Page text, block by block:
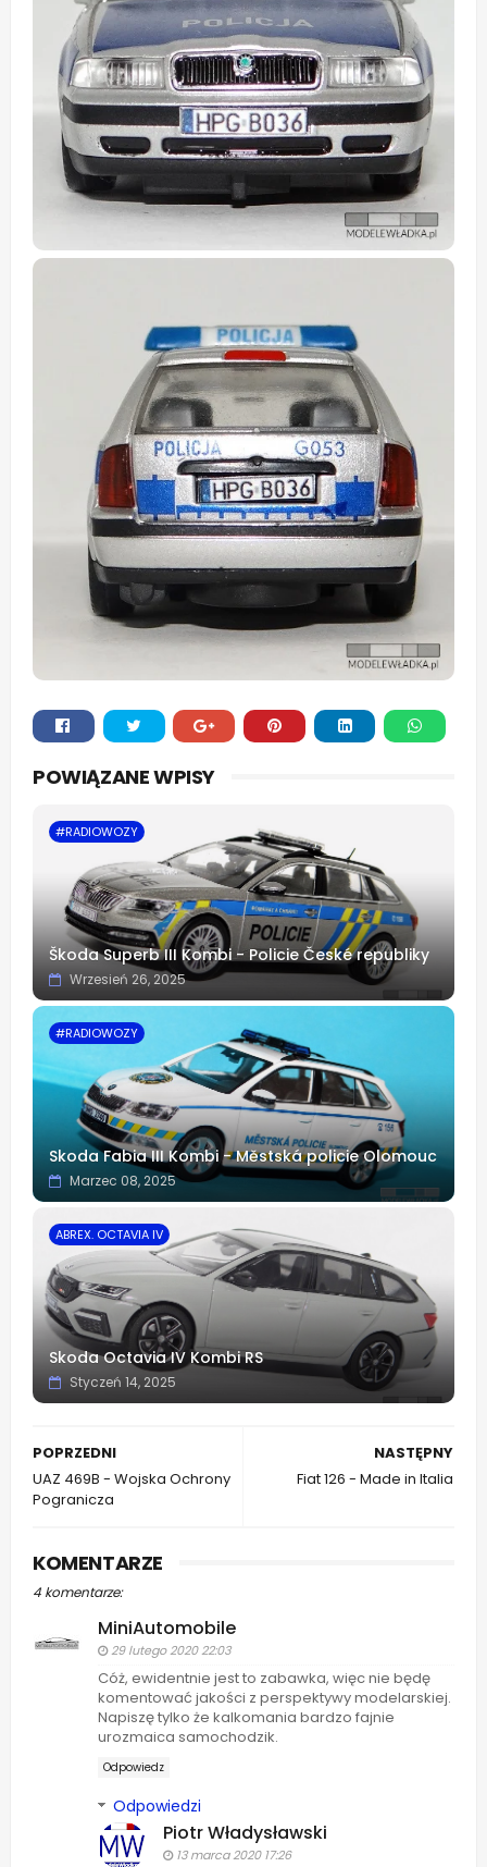
POWIĄZANE WPISY
#RADIOWOZY
Škoda Superb III Kombi - Policie České republiky
Wrzesień 26, 2025
#RADIOWOZY
Skoda Fabia III Kombi - Městská policie Olomouc
Marzec 08, 2025
ABREX. OCTAVIA IV
Skoda Octavia IV Kombi RS
Styczeń 14, 2025
NASTĘPNY
Fiat 126 - Made in Italia
POPRZEDNI
UAZ 469B - Wojska Ochrony
Pogranicza
KOMENTARZE
4 komentarze:
MiniAutomobile
29 lutego 2020 22:03
Cóż, ewidentnie jest to zabawka, więc nie będę
komentować jakości z perspektywy modelarskiej.
Napiszę tylko że kalkomania bardzo fajnie
urozmaica samochodzik.
Odpowiedz
Odpowiedzi
Piotr Władysławski
13 marca 2020 17:26